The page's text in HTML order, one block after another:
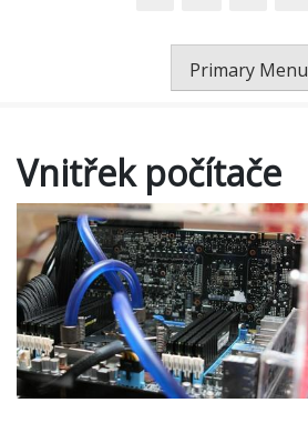
Primary Menu
Vnitřek počítače